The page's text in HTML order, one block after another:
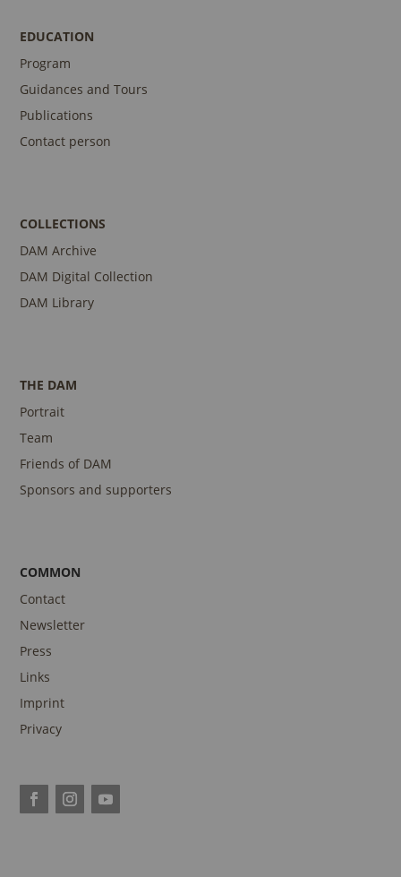
EDUCATION
Program
Guidances and Tours
Publications
Contact person
COLLECTIONS
DAM Archive
DAM Digital Collection
DAM Library
THE DAM
Portrait
Team
Friends of DAM
Sponsors and supporters
COMMON
Contact
Newsletter
Press
Links
Imprint
Privacy